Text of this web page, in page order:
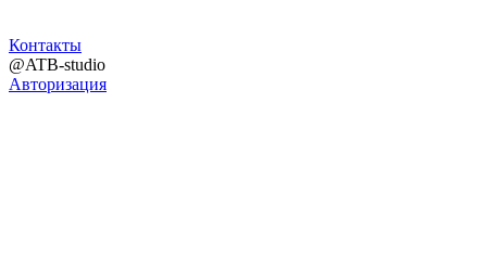
Контакты
@ATB-studio
Авторизация